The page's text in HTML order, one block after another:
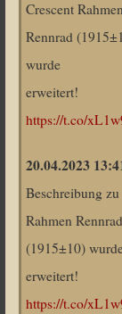
Crescent Rahmen
Rennrad
wurde
erweitert!
https://t.co/
20.04.2023
Beschreibung zu
Rahmen Rennrad
(1915±10)
erweitert!
https://t.co/